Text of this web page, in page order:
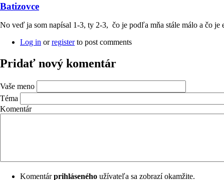
Batizovce
No veď ja som napísal 1-3, ty 2-3, čo je podľa mňa stále málo a čo je
Log in orregisterto post comments
Pridať nový komentár
Vaše meno
Téma
Komentár
Komentárprihláseného užívateľa sa zobrazí okamžite.